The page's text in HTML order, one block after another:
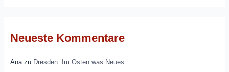
Neueste Kommentare
Anazu Dresden. Im Osten was Neues.